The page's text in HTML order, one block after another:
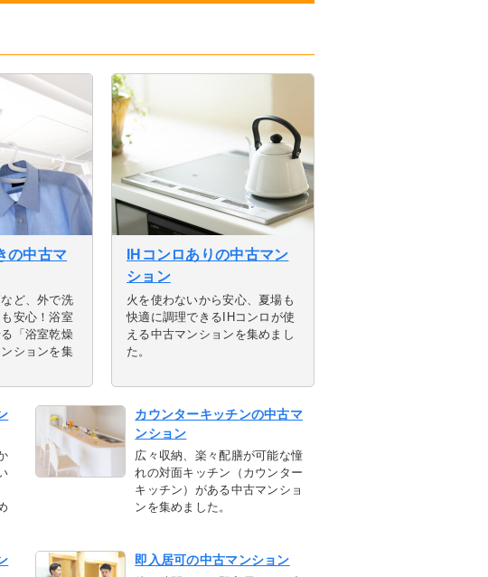
の中古マ
ど、外で洗
安心！浴室
「浴室乾燥
ションを集
IHコンロありの中古マン
ション
火を使わないから安心、夏場も
快適に調理できるIHコンロが使
える中古マンションを集めまし
た。
カウンターキッチンの中古マ
ンション
広々収納、楽々配膳が可能な憧
れの対面キッチン（カウンター
キッチン）がある中古マンショ
ンを集めました。
即入居可の中古マンション